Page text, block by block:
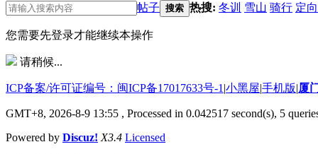
帖子 搜索 热搜: 冬训 雪山 骑行 定
您需要先登录才能继续本操作
请稍候...
ICP备案/许可证编号：闽ICP备17017633号-1 |小黑屋|手机版|厦
GMT+8, 2026-8-9 13:55 , Processed in 0.042517 second(s), 5
Powered by Discuz! X3.4 Licensed